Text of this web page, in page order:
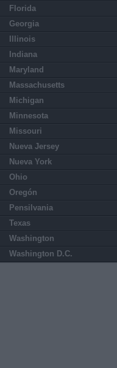
Florida
Georgia
Illinois
Indiana
Maryland
Massachusetts
Michigan
Minnesota
Missouri
Nueva Jersey
Nueva York
Ohio
Oregón
Pensilvania
Texas
Washington
Washington D.C.